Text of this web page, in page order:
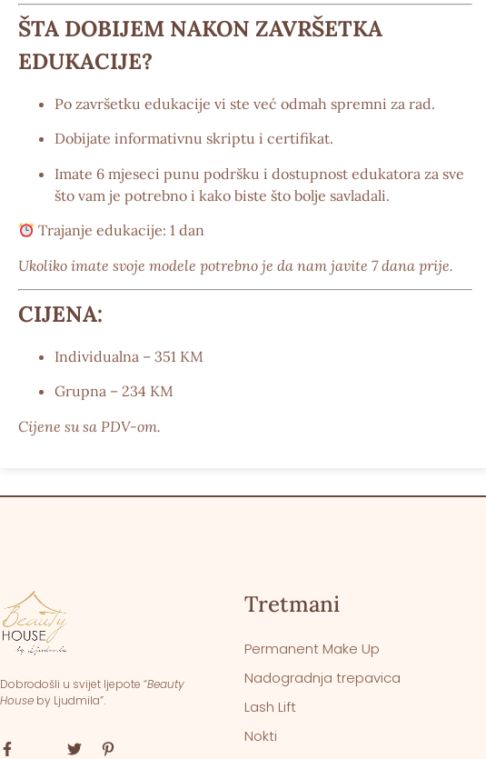
ŠTA DOBIJEM NAKON ZAVRŠETKA
EDUKACIJE?
Po završetku edukacije vi ste već odmah spremni za rad.
Dobijate informativnu skriptu i certifikat.
Imate 6 mjeseci punu podršku i dostupnost edukatora za sve
što vam je potrebno i kako biste što bolje savladali.
Trajanje edukacije: 1 dan
Ukoliko imate svoje modele potrebno je da nam javite 7 dana prije.
CIJENA:
Individualna – 351 KM
Grupna – 234 KM
Cijene su sa PDV-om.
Dobrodošli u svijet ljepote “Beauty
House by Ljudmila”.
Tretmani
Permanent Make Up
Nadogradnja trepavica
Lash Lift
Nokti